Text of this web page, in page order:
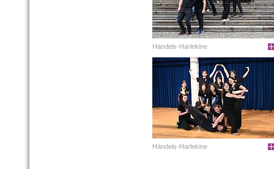
Händels-Harlekine
Händels-Harlekine